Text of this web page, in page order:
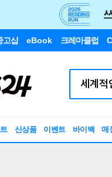
고샵 eBook 크레마클럽
신상품 이벤트 바이백 매